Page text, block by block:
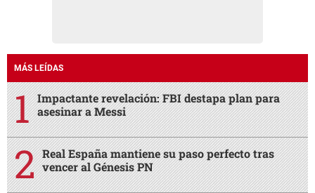
MÁS LEÍDAS
Impactante revelación: FBI destapa plan para
asesinar a Messi
Real España mantiene su paso perfecto tras
vencer al Génesis PN